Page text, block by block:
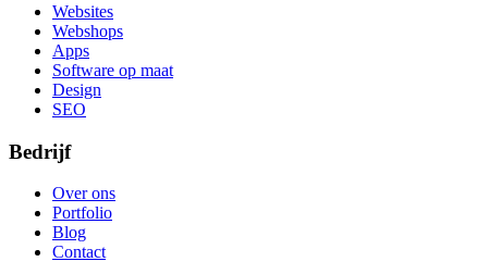
Websites
Webshops
Apps
Software op maat
Design
SEO
Bedrijf
Over ons
Portfolio
Blog
Contact